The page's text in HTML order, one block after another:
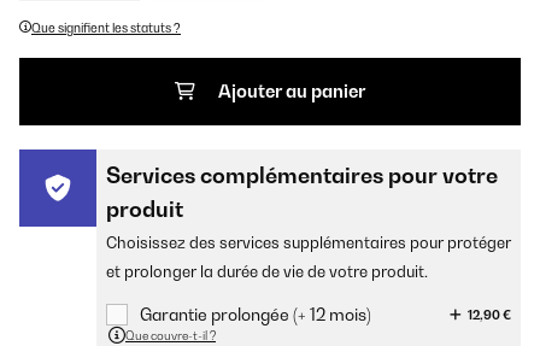
Que signifient les statuts ?
Ajouter au panier
Services complémentaires pour votre
produit
Choisissez des services supplémentaires pour protéger
et prolonger la durée de vie de votre produit.
Garantie prolongée (+ 12 mois)
12,90 €
Que couvre-t-il ?